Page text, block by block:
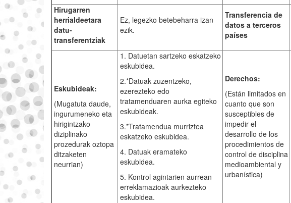
Hirugarren
herrialdeetara
datu-
transferentziak
Ez, legezko betebeharra izan
ezik.
Transferencia de
datos a terceros
países
Eskubideak:
(Mugatuta daude,
ingurumeneko eta
hirigintzako
diziplinako
prozedurak oztopa
ditzaketen
neurrian)
1. Datuetan sartzeko eskatzeko
eskubidea.
2.*Datuak zuzentzeko,
ezerezteko edo
tratamenduaren aurka egiteko
eskubideak.
3.*Tratamendua murriztea
eskatzeko eskubidea.
4. Datuak eramateko
eskubidea.
5. Kontrol agintarien aurrean
erreklamazioak aurkezteko
eskubidea.
Derechos:
(Están limitados en
cuanto que son
susceptibles de
impedir el
desarrollo de los
procedimientos de
control de disciplina
medioambiental y
urbanística)